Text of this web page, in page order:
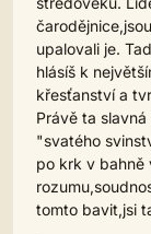
upalovali je.
hlásíš k
křesťanství a
Právě ta
"svatého
po krk v bahně
tomto bavit,jsi